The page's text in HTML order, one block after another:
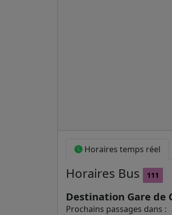
Horaires temps réel
Horaires Bus 111
Destination Gare de
Prochains passages dans :